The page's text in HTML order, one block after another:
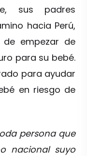
sus padres
hacia Perú,
empezar de
para su bebé.
para ayudar
en riesgo de
persona que
nacional suyo